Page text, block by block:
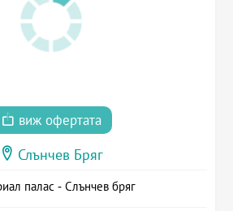
виж офертата
Слънчев Бряг
палас - Слънчев бряг